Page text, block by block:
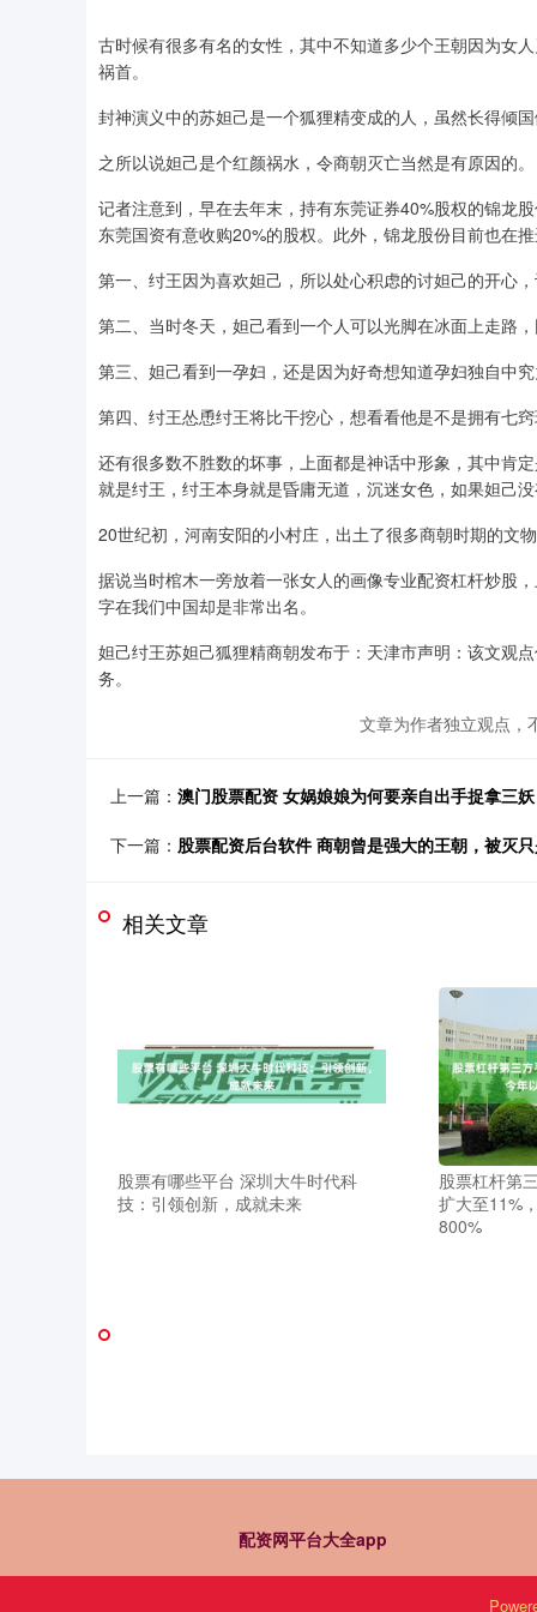
古时候有很多有名的女性，其中不知道多少个王朝因为女
祸首。
封神演义中的苏妲己是一个狐狸精变成的人，虽然长得倾
之所以说妲己是个红颜祸水，令商朝灭亡当然是有原因的。
记者注意到，早在去年末，持有东莞证券40%股权的锦龙
东莞国资有意收购20%的股权。此外，锦龙股份目前也在
第一、纣王因为喜欢妲己，所以处心积虑的讨妲己的开心
第二、当时冬天，妲己看到一个人可以光脚在冰面上走路
第三、妲己看到一孕妇，还是因为好奇想知道孕妇独自中
第四、纣王怂恿纣王将比干挖心，想看看他是不是拥有七
还有很多数不胜数的坏事，上面都是神话中形象，其中肯
就是纣王，纣王本身就是昏庸无道，沉迷女色，如果妲己
20世纪初，河南安阳的小村庄，出土了很多商朝时期的文
据说当时棺木一旁放着一张女人的画像专业配资杠杆炒股
字在我们中国却是非常出名。
妲己纣王苏妲己狐狸精商朝发布于：天津市声明：该文观
务。
文章为作者独立观点，
上一篇： 澳门股票配资 女娲娘娘为何要亲自出手捉拿三
下一篇： 股票配资后台软件 商朝曾是强大的王朝，被灭
相关文章
股票有哪些平台 深圳大牛时代科
技：引领创新，成就未来
股票杠杆第
扩大至11%
800%
配资网平台大全app